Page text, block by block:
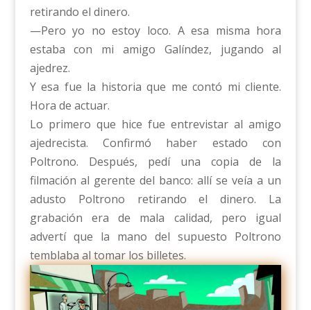
retirando el dinero.
—Pero yo no estoy loco. A esa misma hora
estaba con mi amigo Galíndez, jugando al
ajedrez.
Y esa fue la historia que me contó mi cliente.
Hora de actuar.
Lo primero que hice fue entrevistar al amigo
ajedrecista. Confirmó haber estado con
Poltrono. Después, pedí una copia de la
filmación al gerente del banco: allí se veía a un
adusto Poltrono retirando el dinero. La
grabación era de mala calidad, pero igual
advertí que la mano del supuesto Poltrono
temblaba al tomar los billetes.